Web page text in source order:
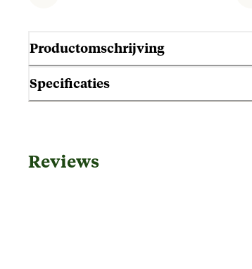
Productomschrijving
Specificaties
Geschikt voor geslacht
Reviews